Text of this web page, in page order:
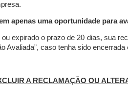
apenas uma oportunidade para
expirado o prazo de 20 dias, sua
Avaliada”, caso tenha sido
A RECLAMAÇÃO OU